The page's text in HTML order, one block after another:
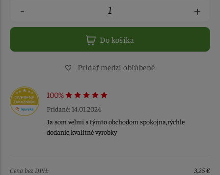
- +
Do košíka
Pridať medzi obľúbené
100%
Pridané: 14.01.2024
Ja som veľmi s týmto obchodom spokojna,rýchle
dodanie,kvalitné vyrobky
Cena bez DPH:
3,25 €